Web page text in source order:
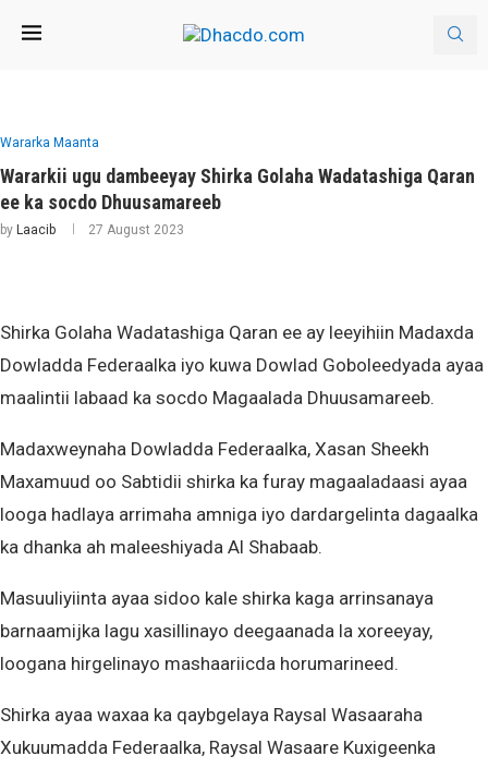
Wararka Maanta
Wararkii ugu dambeeyay Shirka Golaha Wadatashiga Qaran
ee ka socdo Dhuusamareeb
by Laacib 27 August 2023
Shirka Golaha Wadatashiga Qaran ee ay leeyihiin Madaxda
Dowladda Federaalka iyo kuwa Dowlad Goboleedyada ayaa
maalintii labaad ka socdo Magaalada Dhuusamareeb.
Madaxweynaha Dowladda Federaalka, Xasan Sheekh
Maxamuud oo Sabtidii shirka ka furay magaaladaasi ayaa
looga hadlaya arrimaha amniga iyo dardargelinta dagaalka
ka dhanka ah maleeshiyada Al Shabaab.
Masuuliyiinta ayaa sidoo kale shirka kaga arrinsanaya
barnaamijka lagu xasillinayo deegaanada la xoreeyay,
loogana hirgelinayo mashaariicda horumarineed.
Shirka ayaa waxaa ka qaybgelaya Raysal Wasaaraha
Xukuumadda Federaalka, Raysal Wasaare Kuxigeenka